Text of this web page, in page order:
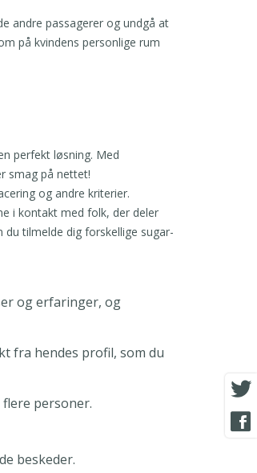
andre passagerer og undgå at
på kvindens personlige rum
perfekt løsning. Med
smag på nettet!
og andre kriterier.
i kontakt med folk, der deler
du tilmelde dig forskellige sugar-
og erfaringer, og
fra hendes profil, som du
personer.
beskeder.